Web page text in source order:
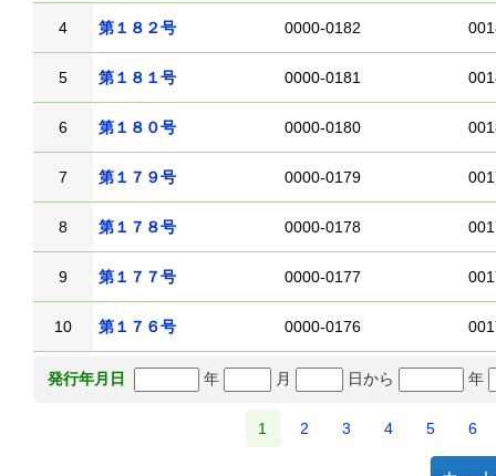
4 第１８２号 0000-0182
5 第１８１号 0000-0181
6 第１８０号 0000-0180
7 第１７９号 0000-0179
8 第１７８号 0000-0178
9 第１７７号 0000-0177
10 第１７６号 0000-0176
発行年月日 年 月 日から 年
1 2 3 4 5 6